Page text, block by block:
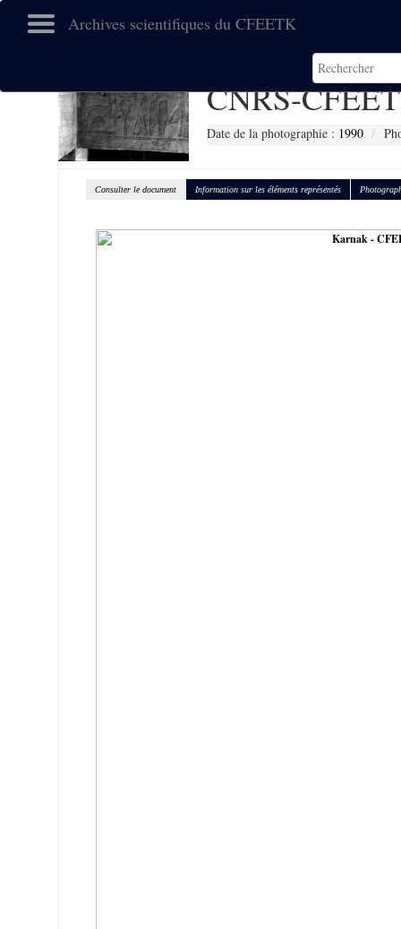
Archives scientifiques du CFEETK
CNRS-
Date de la photographie : 1990
Consulter le document Information sur les éléments représentés